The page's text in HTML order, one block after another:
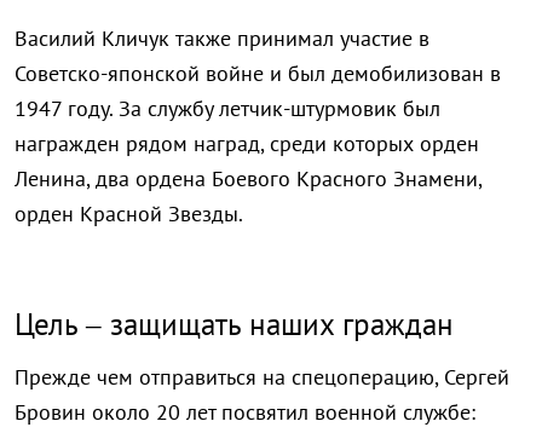
Василий Кличук также принимал участие в
Советско-японской войне и был демобилизован в
1947 году. За службу летчик-штурмовик был
награжден рядом наград, среди которых орден
Ленина, два ордена Боевого Красного Знамени,
орден Красной Звезды.
Цель – защищать наших граждан
Прежде чем отправиться на спецоперацию, Сергей
Бровин около 20 лет посвятил военной службе: